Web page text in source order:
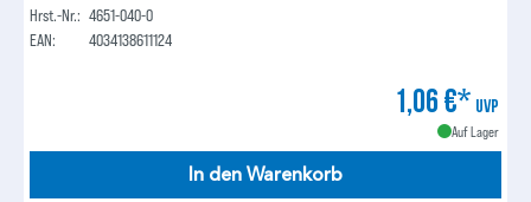
Hrst.-Nr.: 4651-040-0
EAN:
4034138611124
1,06 €* UVP
Auf Lager
In den Warenkorb